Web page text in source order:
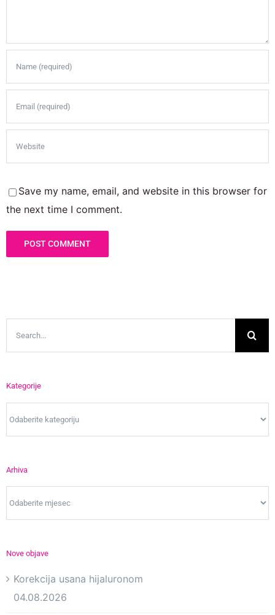
Save my name, email, and website in this browser for
the next time I comment.
Kategorije
Arhiva
Nove objave
Korekcija usana hijaluronom
04.08.2026